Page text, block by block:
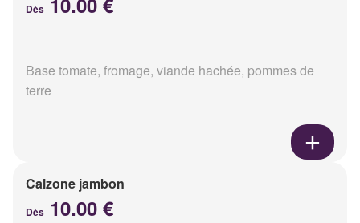
Dès
Base tomate, fromage, viande hachée, pommes de
terre
Calzone jambon
Dès 10.00 €